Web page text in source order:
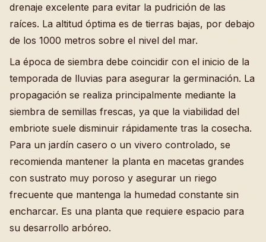
drenaje excelente para evitar la pudrición de las
raíces. La altitud óptima es de tierras bajas, por debajo
de los 1000 metros sobre el nivel del mar.
La época de siembra debe coincidir con el inicio de la
temporada de lluvias para asegurar la germinación. La
propagación se realiza principalmente mediante la
siembra de semillas frescas, ya que la viabilidad del
embriote suele disminuir rápidamente tras la cosecha.
Para un jardín casero o un vivero controlado, se
recomienda mantener la planta en macetas grandes
con sustrato muy poroso y asegurar un riego
frecuente que mantenga la humedad constante sin
encharcar. Es una planta que requiere espacio para
su desarrollo arbóreo.